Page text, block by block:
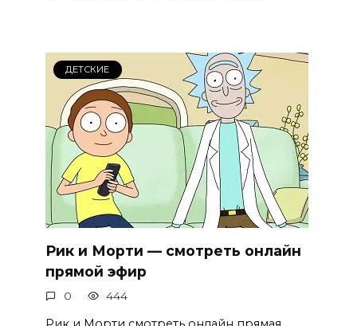
ДЕТСКИЕ
Рик и Морти — смотреть онлайн
прямой эфир
0 444